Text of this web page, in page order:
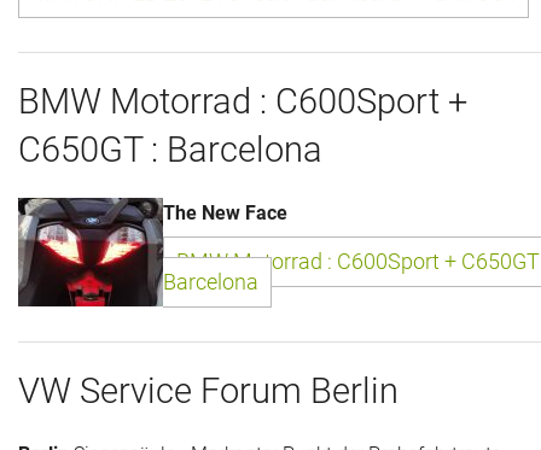
Historie + Gegenwart
Presse + Medien
Images : ep Bildergalerien
Peter's "on-the-road" Tipps
Sprüche
Impressum
BMW Motorrad : C600Sport +
C650GT : Barcelona
The New Face
BMW Motorrad : C600Sport +
Barcelona
VW Service Forum Berlin